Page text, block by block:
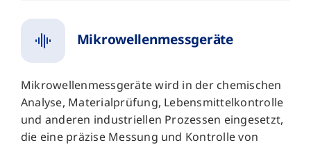
Mikrowellenmessgeräte
Mikro­wellen­mess­geräte wird in der chemischen
Analyse, Materialprüfung, Lebensmittelkontrolle
und anderen industriellen Prozessen eingesetzt,
die eine präzise Messung und Kontrolle von